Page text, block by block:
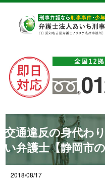
交通違反の身代わ
い弁護士【静岡市
2018/08/17